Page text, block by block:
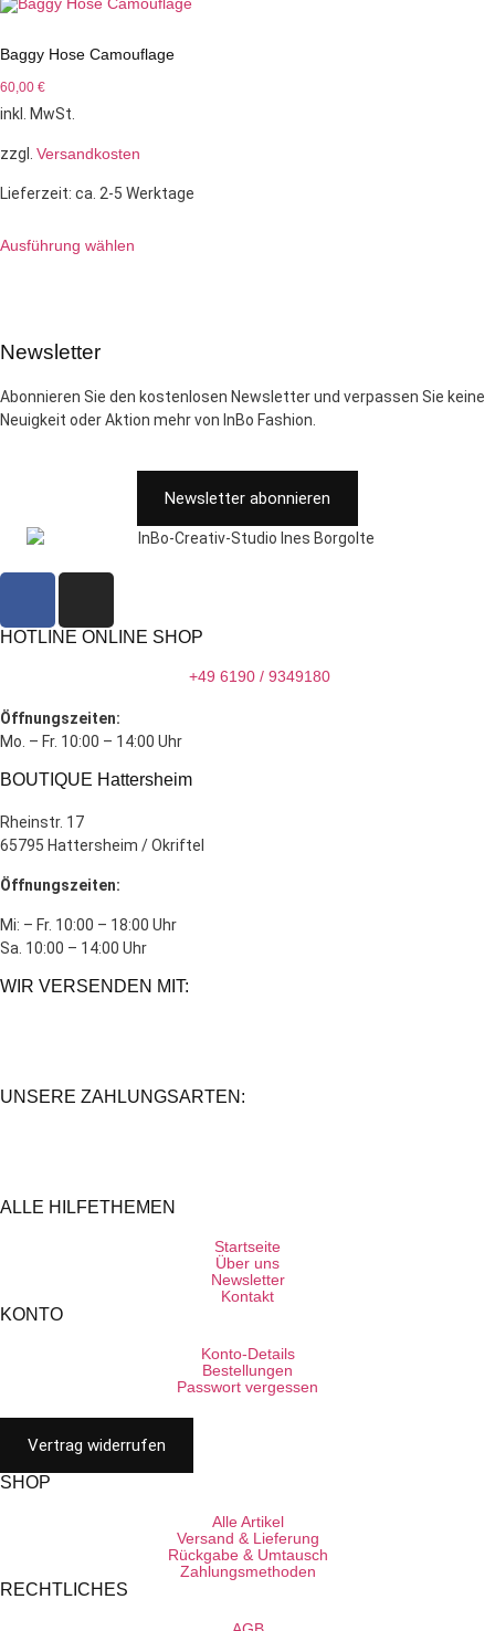
Baggy Hose Camouflage
60,00 €
inkl. MwSt.
zzgl. Versandkosten
Lieferzeit: ca. 2-5 Werktage
Ausführung wählen
Newsletter
Abonnieren Sie den kostenlosen Newsletter und verpassen Sie keine
Neuigkeit oder Aktion mehr von InBo Fashion.
Newsletter abonnieren
HOTLINE ONLINE SHOP
+49 6190 / 9349180
Öffnungszeiten:
Mo. – Fr. 10:00 – 14:00 Uhr
BOUTIQUE Hattersheim
Rheinstr. 17
65795 Hattersheim / Okriftel
Öffnungszeiten:
Mi: – Fr. 10:00 – 18:00 Uhr
Sa. 10:00 – 14:00 Uhr
WIR VERSENDEN MIT:
UNSERE ZAHLUNGSARTEN:
ALLE HILFETHEMEN
Startseite
Über uns
Newsletter
Kontakt
KONTO
Konto-Details
Bestellungen
Passwort vergessen
Vertrag widerrufen
SHOP
Alle Artikel
Versand & Lieferung
Rückgabe & Umtausch
Zahlungsmethoden
RECHTLICHES